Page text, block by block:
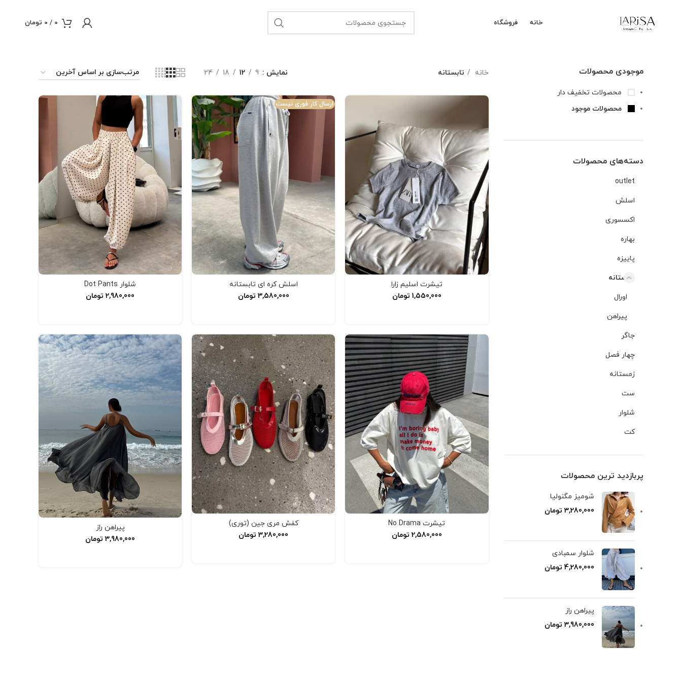
خانه فروشگاه 0
/
0 تومان
موجودی محصولات
محصولات تخفیف دار
محصولات موجود
دسته‌های محصولات
outlet
اسلش
اکسسوری
بهاره
پاییزه
تابستانه
اورال
پیراهن
جاگر
چهار فصل
زمستانه
ست
شلوار
کت
پربازدید ترین محصولات
شومیز مگنولیا
3,280,000 تومان
شلوار سمبادی
4,280,000 تومان
پیراهن راز
3,980,000 تومان
خانه تابستانه نمایش 9
12
18
24
تیشرت اسلیم زارا
1,550,000 تومان
ارسال کار فوری نیست
اسلش کره ای تابستانه
3,580,000 تومان
شلوار Dot Pants
2,980,000 تومان
تیشرت No Drama
2,580,000 تومان
کفش مری جین (توری)
3,280,000 تومان
پیراهن راز
3,980,000 تومان